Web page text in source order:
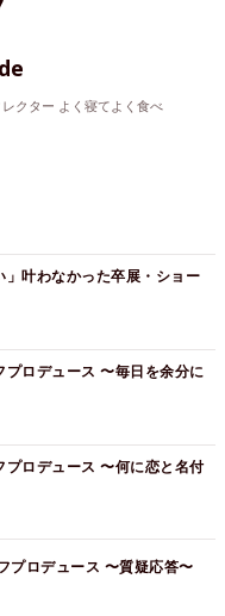
クター よく寝てよく食べ
」叶わなかった卒展・ショー
ロデュース 〜毎日を余分に
ロデュース 〜何に恋と名付
プロデュース 〜質疑応答〜